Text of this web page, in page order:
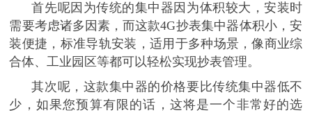
首先呢因为传统的集中器因为体积较大，安装时
需要考虑诸多因素，而这款4G抄表集中器体积小，安
装便捷，标准导轨安装，适用于多种场景，像商业综
合体、工业园区等都可以轻松实现抄表管理。
其次呢，这款集中器的价格要比传统集中器低不
少，如果您预算有限的话，这将是一个非常好的选